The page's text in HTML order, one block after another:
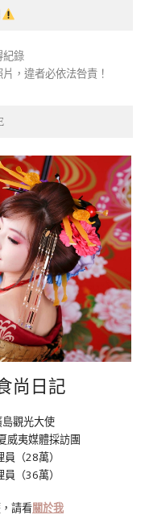
紀錄
，違者必依法咎責！
尚日記
觀光大使
威夷媒體採訪團
（28萬）
（36萬）
請看關於我